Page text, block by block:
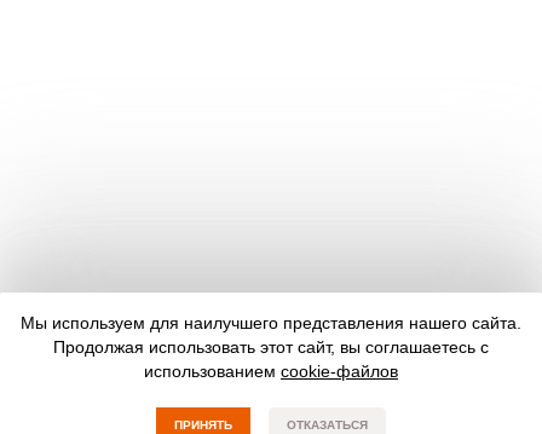
Мы используем для наилучшего представления нашего сайта.
Продолжая использовать этот сайт, вы соглашаетесь с
использованием cookie-файлов
ПРИНЯТЬ ОТКАЗАТЬСЯ